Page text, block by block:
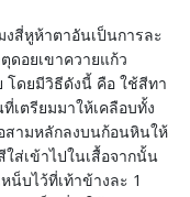
งสี่หูห้าตาอันเป็นการละ
อยเขาควายแก้ว
โดยมีวิธีดังนี้ คือ ใช้สีทา
เตรียมมาให้เคลือบทั้ง
สามหลักลงบนก้อนหินให้
ส่เข้าไปในเสื้อจากนั้น
น็บไว้ที่เท้าข้างละ 1